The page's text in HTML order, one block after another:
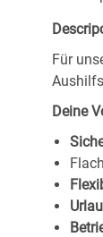
Für
Deine